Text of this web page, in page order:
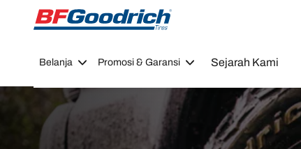
Go to page content
Go to page navigation
Belanja Promosi & Garansi Sejarah Kami